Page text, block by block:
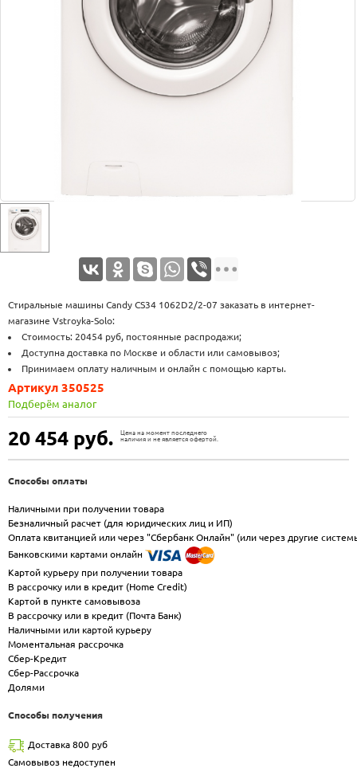
Стиральные машины Candy CS34 1062D2/2-07 заказать в интернет-
магазине Vstroyka-Solo:
Стоимость: 20454 руб, постоянные распродажи;
Доступна доставка по Москве и области или самовывоз;
Принимаем оплату наличным и онлайн с помощью карты.
20 454 руб.
Цена на момент последнего
наличия и не является офертой.
Артикул 350525
Подберём аналог
Способы оплаты
Наличными при получении товара
Безналичный расчет (для юридических лиц и ИП)
Оплата квитанцией или через "Сбербанк Онлайн" (или через другие
Банковскими картами онлайн
Картой курьеру при получении товара
В рассрочку или в кредит (Home Credit)
Картой в пункте самовывоза
В рассрочку или в кредит (Почта Банк)
Наличными или картой курьеру
Моментальная рассрочка
Сбер-Кредит
Сбер-Рассрочка
Долями
Способы получения
Доставка 800 руб
Самовывоз недоступен